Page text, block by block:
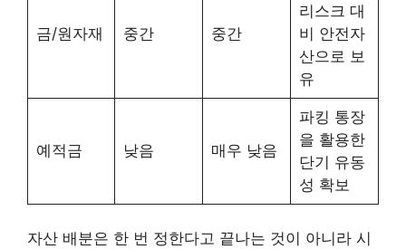
금/원자재 중간 중간
리스크 대
비 안전자
산으로 보
유
예적금 낮음 매우 낮음
파킹 통장
을 활용한
단기 유동
성 확보
자산 배분은 한 번 정한다고 끝나는 것이 아니라 시